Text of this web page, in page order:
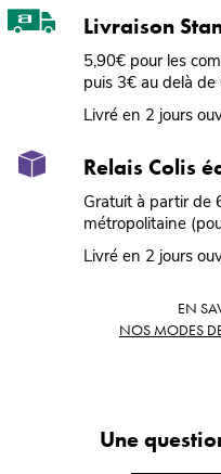
Livraison
5,90€ pour les
puis 3€ au delà
Livré en 2 jours
Relais Colis
Gratuit à partir de
métropolitaine
Livré en 2 jours
EN
NOS MODES
Une